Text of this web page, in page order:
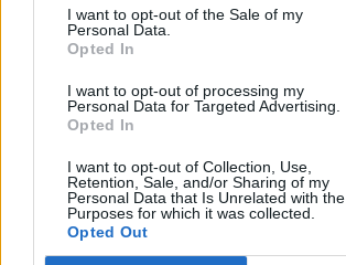
I want to opt-out of the Sale of my
Personal Data.
Opted In
I want to opt-out of processing my
Personal Data for Targeted Advertising.
Opted In
I want to opt-out of Collection, Use,
Retention, Sale, and/or Sharing of my
Personal Data that Is Unrelated with the
Purposes for which it was collected.
Opted Out